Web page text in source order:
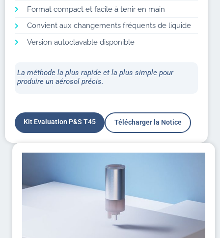
Format compact et facile à tenir en main
Convient aux changements fréquents de liquide
Version autoclavable disponible
La méthode la plus rapide et la plus simple pour
produire un aérosol précis.
Kit Evaluation P&S T45 Télécharger la Notice